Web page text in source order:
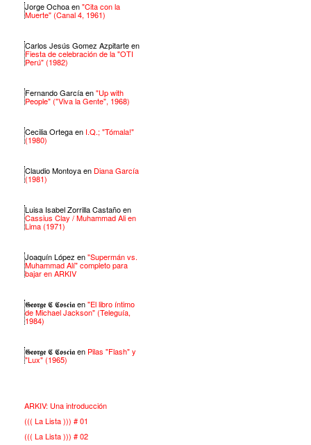
Jorge Ochoaen"Cita con la
Muerte" (Canal 4, 1961)
Carlos Jesús Gomez Azpitarteen
Fiesta de celebración de la "OTI
Perú" (1982)
Fernando Garcíaen"Up with
People" ("Viva la Gente", 1968)
Cecilia Ortegaen I.Q.; "Tómala!"
(1980)
Claudio Montoyaen Diana García
(1981)
Luisa Isabel Zorrilla Castañoen
Cassius Clay / Muhammad Ali en
Lima (1971)
Joaquín López en"Supermán vs.
Muhammad Alí" completo para
bajar en ARKIV
𝕲𝖊𝖔𝖗𝖌𝖊 𝕮 𝕮𝖔𝖘𝖈𝖎𝖆en"El libro íntimo
de Michael Jackson" (Teleguía,
1984)
𝕲𝖊𝖔𝖗𝖌𝖊 𝕮 𝕮𝖔𝖘𝖈𝖎𝖆en Pilas "Flash" y
"Lux" (1965)
ARKIV: Una introducción
((( La Lista ))) # 01
((( La Lista ))) # 02